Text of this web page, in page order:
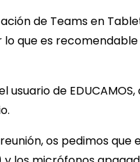
de Teams en
que es
usuario de
os pedimos